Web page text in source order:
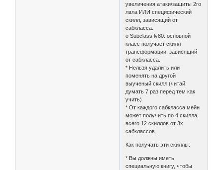
увеличения атаки/защиты 2го
лвла ИЛИ специфический
скилл, зависящий от
сабкласса.
o Subclass lv80: основной
класс получает скилл
трансформации, зависящий
от сабкласса.
* Нельзя удалить или
поменять на другой
выученый скилл (читай:
думать 7 раз перед тем как
учить)
* От каждого сабкласса мейн
может получить по 4 скилла,
всего 12 скиллов от 3х
сабклассов.
Как получать эти скиллы:
* Вы должны иметь
специальную книгу, чтобы